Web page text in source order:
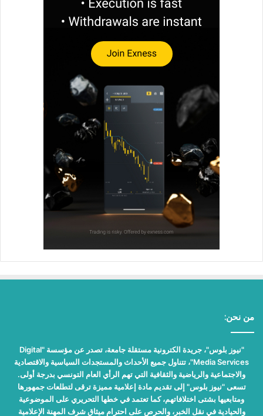
من نحن:
"نيوز بلوس"، جريدة الكترونية مستقلة جامعة، تصدر عن مؤسسة "Digital
Media Services"، تتناول جميع الأحداث والمستجدات السياسية والاقتصادية
والاجتماعية والرياضية والثقافية التي تهم الرأي العام التونسي بدرجة أولى.
تسعى "نيوز بلوس" إلى تقديم مادة إعلامية مميزة ترقى لتطلعات جمهورها
ومتابعيها بشتى اختلافاتهم، كما تعتمد في خطها التحريري على الموضوعية
والحيادية في نقل الخبر، والحرص على احترام ميثاق شرف المهنة الإعلامية